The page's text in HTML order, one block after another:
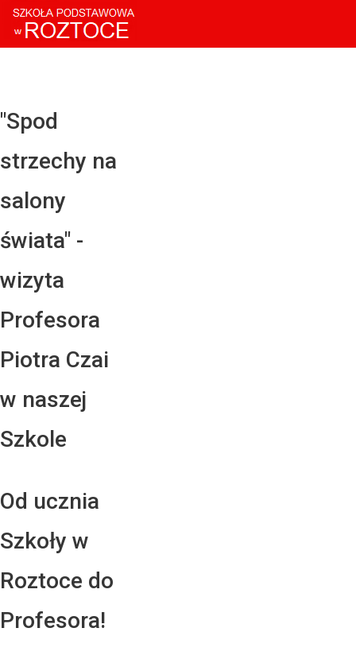
"Spod
strzechy na
salony
świata" -
wizyta
Profesora
Piotra Czai
w naszej
Szkole
Od ucznia
Szkoły w
Roztoce do
Profesora!